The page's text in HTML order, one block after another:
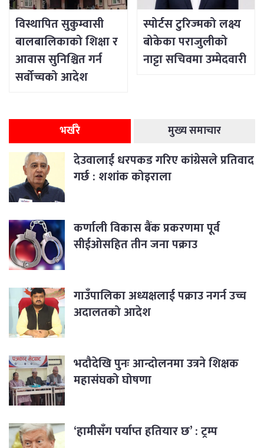
विस्थापित सुकुम्वासी
बालबालिकाको शिक्षा र
आवास सुनिश्चित गर्न
सर्वोच्चको आदेश
स्पोर्टस टुरिज्मको लक्ष्य
बोकेका पराजुलीको
नाट्टा सचिवमा उम्मेदवारी
भर्खरै मुख्य समाचार
देउवालाई धरपकड गरिए कांग्रेसले प्रतिवाद
गर्छ : शशांक कोइराला
कर्णाली विकास बैंक प्रकरणमा पूर्व
सीईओसहित तीन जना पक्राउ
गाउँपालिका अध्यक्षलाई पक्राउ नगर्न उच्च
अदालतको आदेश
भदौदेखि पुनः आन्दोलनमा उत्रने शिक्षक
महासंघको घोषणा
‘हामीसँग पर्याप्त हतियार छ’ : ट्रम्प